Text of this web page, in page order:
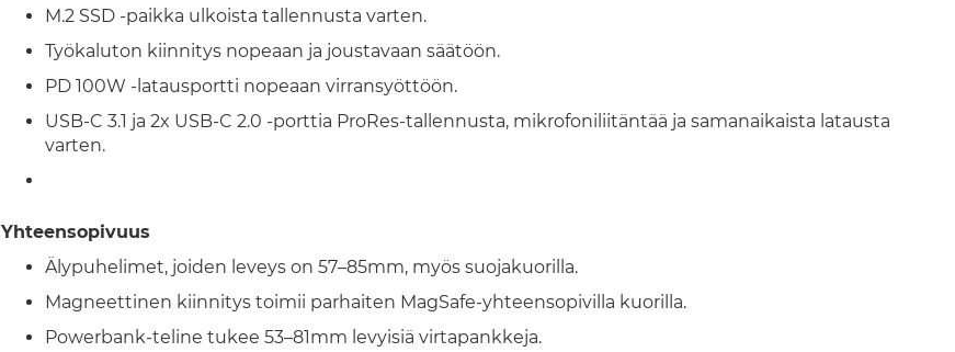
M.2 SSD -paikka ulkoista tallennusta varten.
Työkaluton kiinnitys nopeaan ja joustavaan säätöön.
PD 100W -latausportti nopeaan virransyöttöön.
USB-C 3.1 ja 2x USB-C 2.0 -porttia ProRes-tallennusta, mikrofoniliitäntää ja samanaikaista latausta
varten.
Yhteensopivuus
Älypuhelimet, joiden leveys on 57–85mm, myös suojakuorilla.
Magneettinen kiinnitys toimii parhaiten MagSafe-yhteensopivilla kuorilla.
Powerbank-teline tukee 53–81mm levyisiä virtapankkeja.